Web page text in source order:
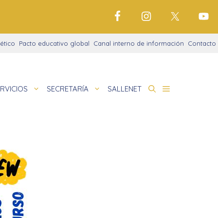
Pacto educativo global Canal interno de información Contacto
didácticas
justo
SECRETARÍA SALLENET